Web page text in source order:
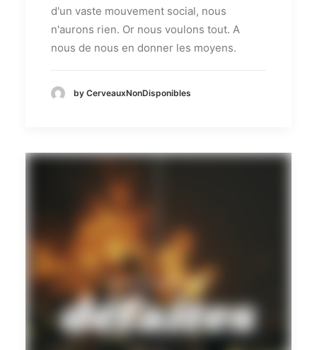
d'un vaste mouvement social, nous
n'aurons rien. Or nous voulons tout. A
nous de nous en donner les moyens.
by CerveauxNonDisponibles